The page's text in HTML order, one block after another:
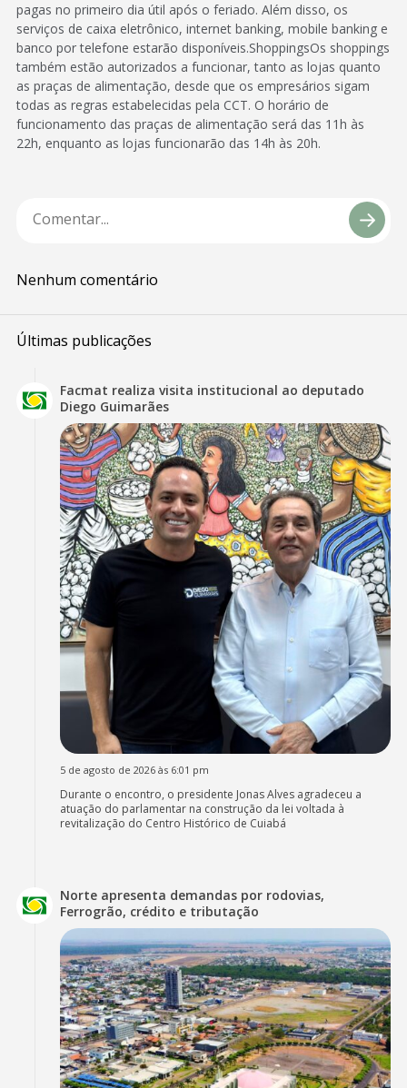
pagas no primeiro dia útil após o feriado. Além disso, os
serviços de caixa eletrônico, internet banking, mobile banking e
banco por telefone estarão disponíveis.ShoppingsOs shoppings
também estão autorizados a funcionar, tanto as lojas quanto
as praças de alimentação, desde que os empresários sigam
todas as regras estabelecidas pela CCT. O horário de
funcionamento das praças de alimentação será das 11h às
22h, enquanto as lojas funcionarão das 14h às 20h.
Nenhum comentário
Últimas publicações
Facmat realiza visita institucional ao deputado
Diego Guimarães
5 de agosto de 2026 às 6:01 pm
Durante o encontro, o presidente Jonas Alves agradeceu a
atuação do parlamentar na construção da lei voltada à
revitalização do Centro Histórico de Cuiabá
Norte apresenta demandas por rodovias,
Ferrogrão, crédito e tributação